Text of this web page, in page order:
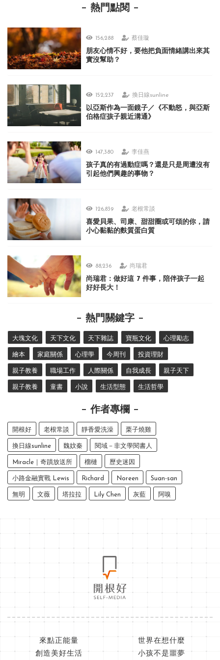
熱門點閱
156,288 蔡佳璇
朋友心情不好，要他把負面情緒講出來其
實沒幫助？
152,237 換日線sunline
以亞斯作為一面鏡子／《不動怒，與亞斯
伯格症孩子親近溝通》
147,380 李佳燕
孩子真的有過動症嗎？還是只是周遭沒有
引起他們興趣的事物？
126,839 老根常談
喜愛貝果、司康、甜甜圈或可頌的你，請
小心黏黏的麩質蛋白質
88,236 尚瑞君
尚瑞君：做好這 7 件事，陪伴孩子一起
好好長大！
熱門關鍵字
大塊文化 天下文化 天下雜誌 寶瓶文化 心理勵志
繪本 家庭關係 心理學 今周刊 投資理財
親子教養 職場工作 人際關係 自我成長 親子天下
親子教養 童書 小說 生活型態 生活哲學
作者專欄
開根好 老根常談 靜香愛洗澡 栗子燒雞
換日線sunline 魏妏秦 閱域－非文學閱書人
Miracle｜奇蹟放送所 榴槤 歷史迷因
小路金融實戰 Lewis Richard Noreen Suan-san
無明 文薇 塔拉拉 Lily Chen 灰藍 阿嗅
來點正能量
世界在想什麼
創造美好生活
小孩不是噩夢